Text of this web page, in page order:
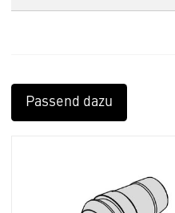
Passend dazu